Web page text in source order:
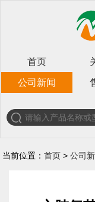
首页
公司新闻
当前位置：首页 >公司